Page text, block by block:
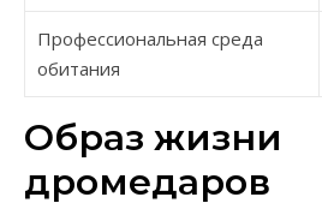
Профессиональная среда
обитания
Образ жизни
дромедаров